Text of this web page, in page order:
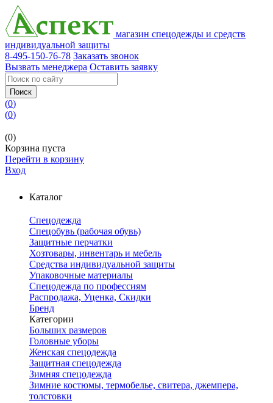
магазин спецодежды и средств
индивидуальной защиты
8-495-150-76-78 Заказать звонок
Вызвать менеджера Оставить заявку
Поиск
(0)
(0)
(0)
Корзина пуста
Перейти в корзину
Вход
Каталог
Спецодежда
Спецобувь (рабочая обувь)
Защитные перчатки
Хозтовары, инвентарь и мебель
Средства индивидуальной защиты
Упаковочные материалы
Спецодежда по профессиям
Распродажа, Уценка, Скидки
Бренд
Категории
Больших размеров
Головные уборы
Женская спецодежда
Защитная спецодежда
Зимняя спецодежда
Зимние костюмы, термобелье, свитера, джемпера,
толстовки